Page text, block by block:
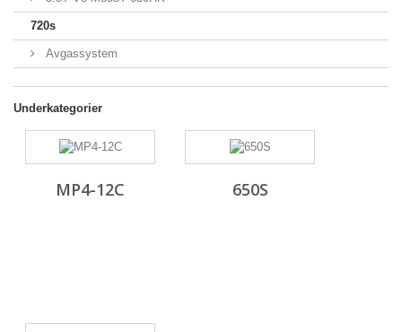
720s
Avgassystem
Underkategorier
MP4-12C 650S